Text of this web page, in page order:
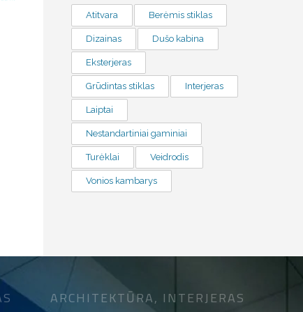
Atitvara Berėmis stiklas
Dizainas Dušo kabina
Eksterjeras
Grūdintas stiklas Interjeras
Laiptai
Nestandartiniai gaminiai
Turėklai Veidrodis
Vonios kambarys
ARCHITEKTŪRA, INTERJERAS